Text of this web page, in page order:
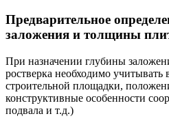
Предварительное
заложения и толщины
При назначении глубины
ростверка необходимо учитывать
строительной площадки,
конструктивные особенности
подвала и т.д.)